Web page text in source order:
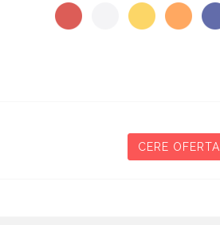
CERE OFERTA